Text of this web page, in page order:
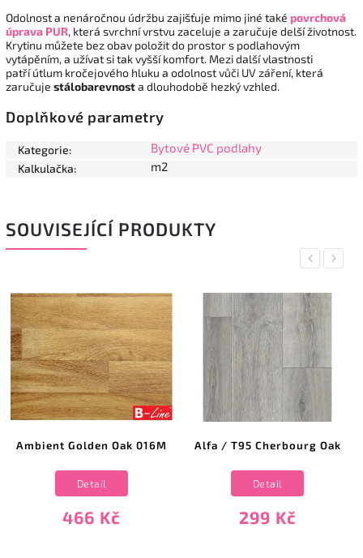
Odolnost a nenáročnou údržbu zajišťuje mimo jiné také povrchová
úprava PUR, která svrchní vrstvu zaceluje a zaručuje delší životnost.
Krytinu můžete bez obav položit do prostor s podlahovým
vytápěním, a užívat si tak vyšší komfort. Mezi další vlastnosti
patří útlum kročejového hluku a odolnost vůči UV záření, která
zaručuje stálobarevnosta dlouhodobě hezký vzhled.
Doplňkové parametry
Kategorie: Bytové PVC podlahy
Kalkulačka: m2
SOUVISEJÍCÍ PRODUKTY
Previous
Ambient Golden Oak 016M
466 Kč
Detail
Alfa / T95 Cherbourg Oak
299 Kč
Detail
Next